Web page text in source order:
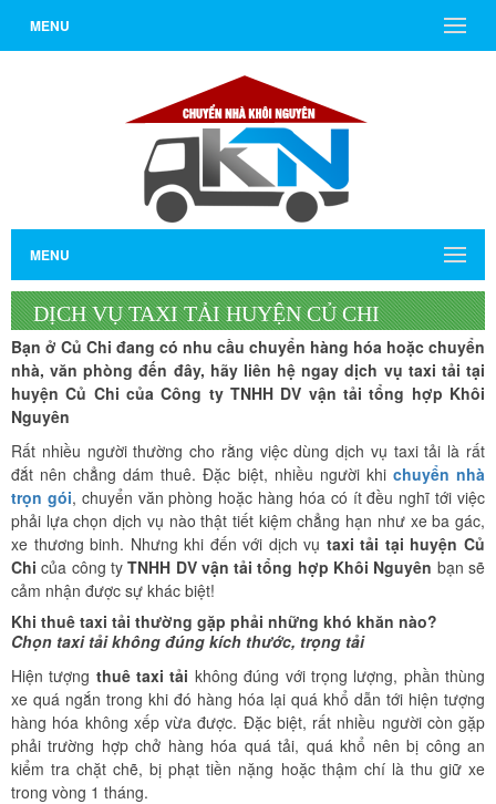
MENU
MENU
DỊCH VỤ TAXI TẢI HUYỆN CỦ CHI
Bạn ở Củ Chi đang có nhu cầu chuyển hàng hóa hoặc chuyển
nhà, văn phòng đến đây, hãy liên hệ ngay dịch vụ taxi tải tại
huyện Củ Chi của Công ty TNHH DV vận tải tổng hợp Khôi
Nguyên
Rất nhiều người thường cho rằng việc dùng dịch vụ taxi tải là rất
đắt nên chẳng dám thuê. Đặc biệt, nhiều người khi chuyển nhà
trọn gói, chuyển văn phòng hoặc hàng hóa có ít đều nghĩ tới việc
phải lựa chọn dịch vụ nào thật tiết kiệm chẳng hạn như xe ba gác,
xe thương binh. Nhưng khi đến với dịch vụ taxi tải tại huyện Củ
Chi của công tyTNHH DV vận tải tổng hợp Khôi Nguyên bạn sẽ
cảm nhận được sự khác biệt!
Khi thuê taxi tải thường gặp phải những khó khăn nào?
Chọn taxi tải không đúng kích thước, trọng tải
Hiện tượng thuê taxi tải không đúng với trọng lượng, phần thùng
xe quá ngắn trong khi đó hàng hóa lại quá khổ dẫn tới hiện tượng
hàng hóa không xếp vừa được. Đặc biệt, rất nhiều người còn gặp
phải trường hợp chở hàng hóa quá tải, quá khổ nên bị công an
kiểm tra chặt chẽ, bị phạt tiền nặng hoặc thậm chí là thu giữ xe
trong vòng 1 tháng.